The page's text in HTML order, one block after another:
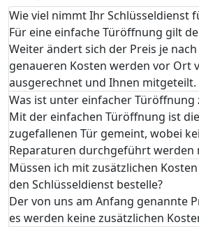
Wie viel nimmt Ihr Schlüsseldienst
Für eine einfache Türöffnung gilt
Weiter ändert sich der Preis je
genaueren Kosten werden vor Ort
ausgerechnet und Ihnen mitgeteilt.
Was ist unter einfacher Türöffnung
Mit der einfachen Türöffnung ist
zugefallenen Tür gemeint, wobei
Reparaturen durchgeführt werden
Müssen ich mit zusätzlichen
den Schlüsseldienst bestelle?
Der von uns am Anfang genannte
es werden keine zusätzlichen